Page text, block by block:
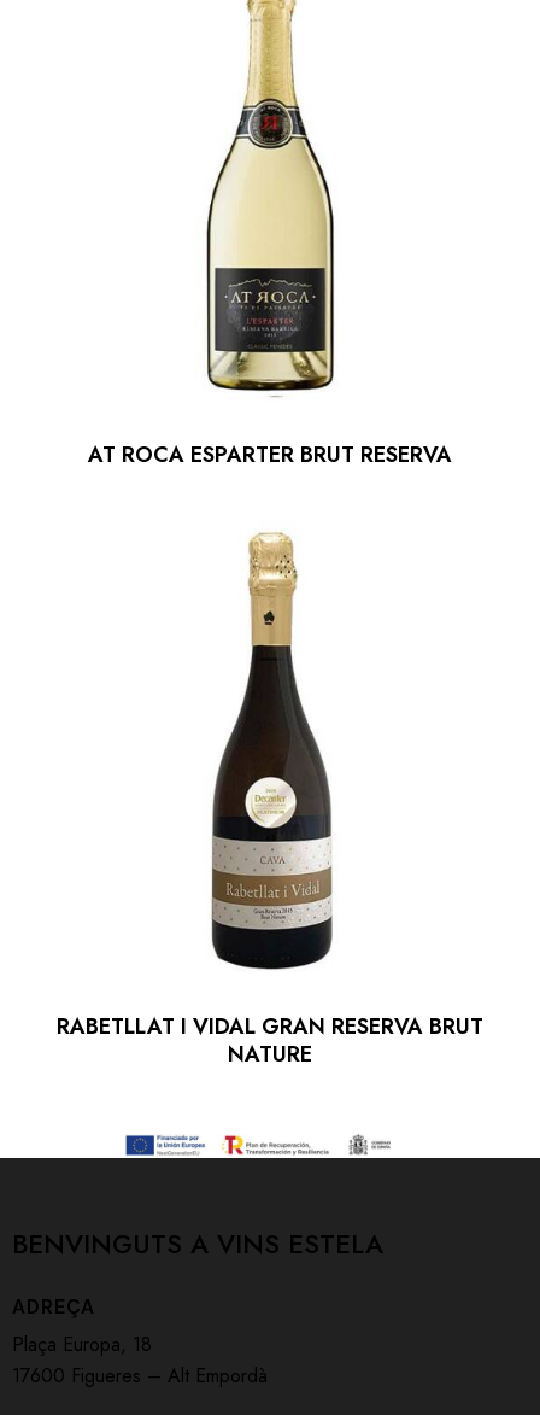
AT ROCA ESPARTER BRUT RESERVA
RABETLLAT I VIDAL GRAN RESERVA BRUT
NATURE
BENVINGUTS A VINS ESTELA
ADREÇA
Plaça Europa, 18
17600 Figueres – Alt Empordà